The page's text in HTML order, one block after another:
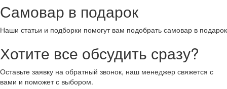
Самовар в подарок
Наши статьи и подборки помогут вам подобрать самовар в подарок
Хотите все обсудить сразу?
Оставьте заявку на обратный звонок, наш менеджер свяжется с
вами и поможет с выбором.